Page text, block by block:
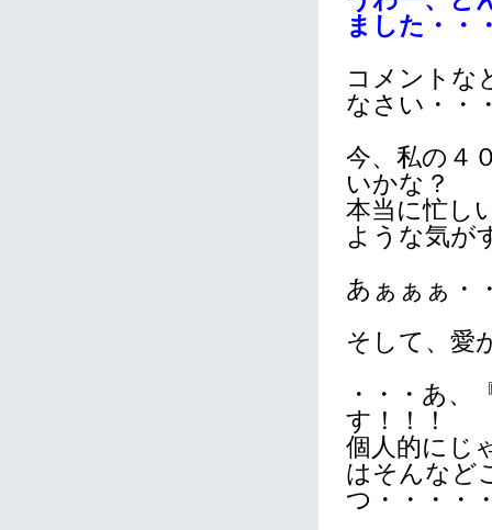
ました・・
コメントな
なさい・・
今、私の４
いかな？
本当に忙し
ような気が
あぁぁぁ・
そして、愛
・・・あ、
す！！！
個人的にじ
はそんなど
つ・・・・